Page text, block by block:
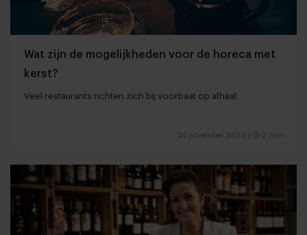
Wat zijn de mogelijkheden voor de horeca met
kerst?
Veel restaurants richten zich bij voorbaat op afhaal
24 november 2020 2 min